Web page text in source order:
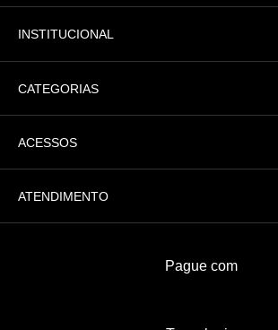
INSTITUCIONAL
CATEGORIAS
ACESSOS
ATENDIMENTO
Pague com